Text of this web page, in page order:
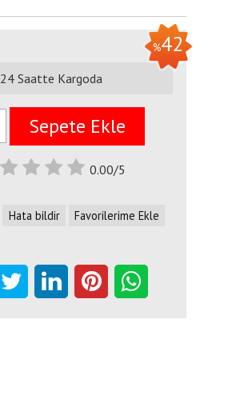
%42
24 Saatte Kargoda
Sepete Ekle
0.00/5
Hata bildir Favorilerime Ekle